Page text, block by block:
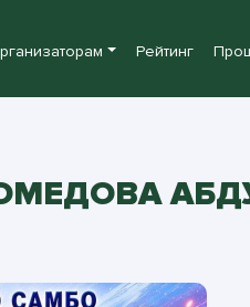
Рейтинг